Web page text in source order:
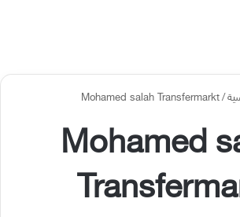
/
Mohamed salah Transfermarkt
Mohamed